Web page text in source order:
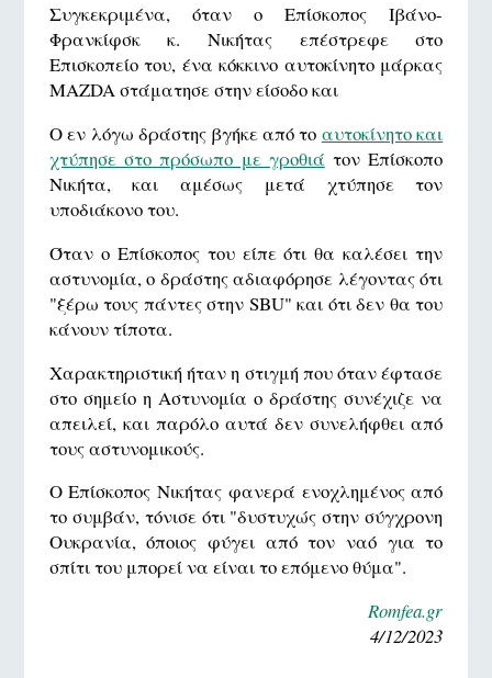
Συγκεκριμένα, όταν ο Επίσκοπος Ιβάνο-
Φρανκίφσκ κ. Νικήτας επέστρεφε στο
Επισκοπείο του, ένα κόκκινο αυτοκίνητο μάρκας
MAZDA στάματησε στην είσοδο και
Ο εν λόγω δράστης βγήκε από το αυτοκίνητο και
χτύπησε στο πρόσωπο με γροθιά τον Επίσκοπο
Νικήτα, και αμέσως μετά χτύπησε τον
υποδιάκονο του.
Όταν ο Επίσκοπος του είπε ότι θα καλέσει την
αστυνομία, ο δράστης αδιαφόρησε λέγοντας ότι
"ξέρω τους πάντες στην SBU" και ότι δεν θα του
κάνουν τίποτα.
Χαρακτηριστική ήταν η στιγμή που όταν έφτασε
στο σημείο η Αστυνομία ο δράστης συνέχιζε να
απειλεί, και παρόλο αυτά δεν συνελήφθει από
τους αστυνομικούς.
Ο Επίσκοπος Νικήτας φανερά ενοχλημένος από
το συμβάν, τόνισε ότι "δυστυχώς στην σύγχρονη
Ουκρανία, όποιος φύγει από τον ναό για το
σπίτι του μπορεί να είναι το επόμενο θύμα".
Romfea.gr
4/12/2023